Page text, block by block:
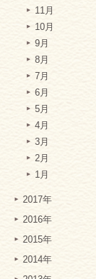
11月
10月
9月
8月
7月
6月
5月
4月
3月
2月
1月
2017年
2016年
2015年
2014年